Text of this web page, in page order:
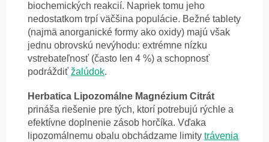
biochemických reakcií. Napriek tomu jeho
nedostatkom trpí väčšina populácie. Bežné tablety
(najmä anorganické formy ako oxidy) majú však
jednu obrovskú nevýhodu: extrémne nízku
vstrebateľnosť (často len 4 %) a schopnosť
podráždiť žalúdok.
Herbatica Lipozomálne Magnézium Citrát
prináša riešenie pre tých, ktorí potrebujú rýchle a
efektívne doplnenie zásob horčíka. Vďaka
lipozomálnemu obalu obchádzame limity trávenia